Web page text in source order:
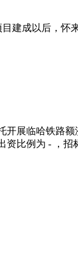
建成以后，怀
展临哈铁路
比例为 - ，